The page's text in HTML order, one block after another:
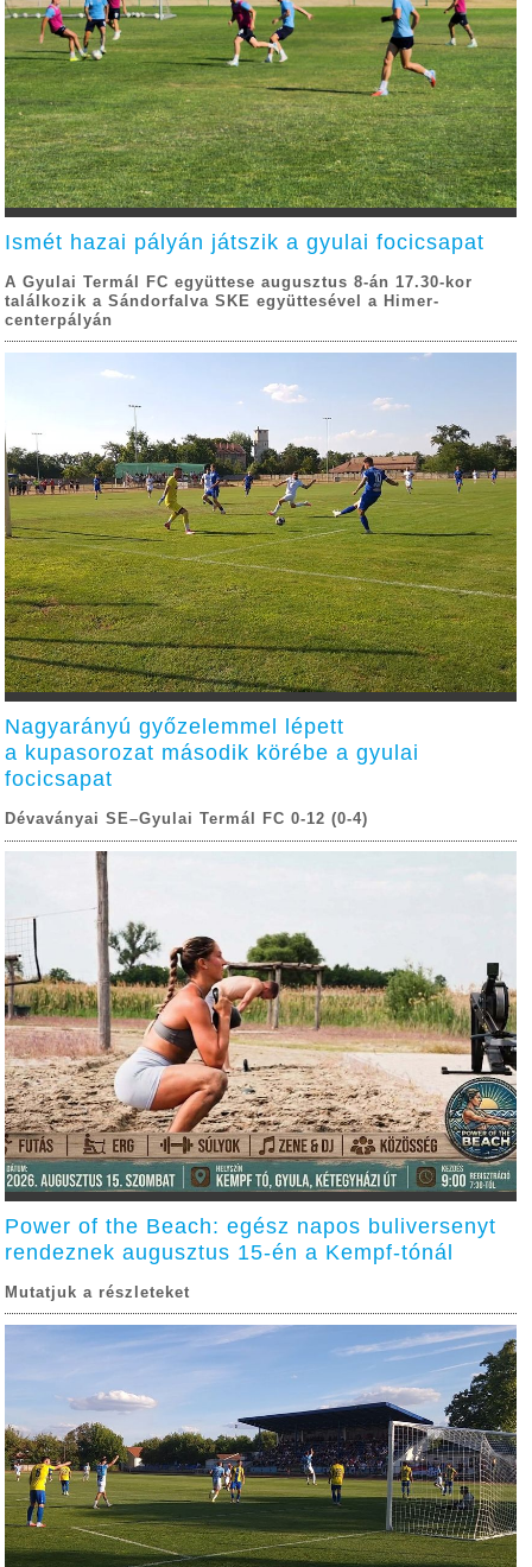
Ismét hazai pályán játszik a gyulai focicsapat
A Gyulai Termál FC együttese augusztus 8-án 17.30-kor
találkozik a Sándorfalva SKE együttesével a Himer-
centerpályán
Nagyarányú győzelemmel lépett
a kupasorozat második körébe a gyulai
focicsapat
Dévaványai SE–Gyulai Termál FC 0-12 (0-4)
Power of the Beach: egész napos buliversenyt
rendeznek augusztus 15-én a Kempf-tónál
Mutatjuk a részleteket